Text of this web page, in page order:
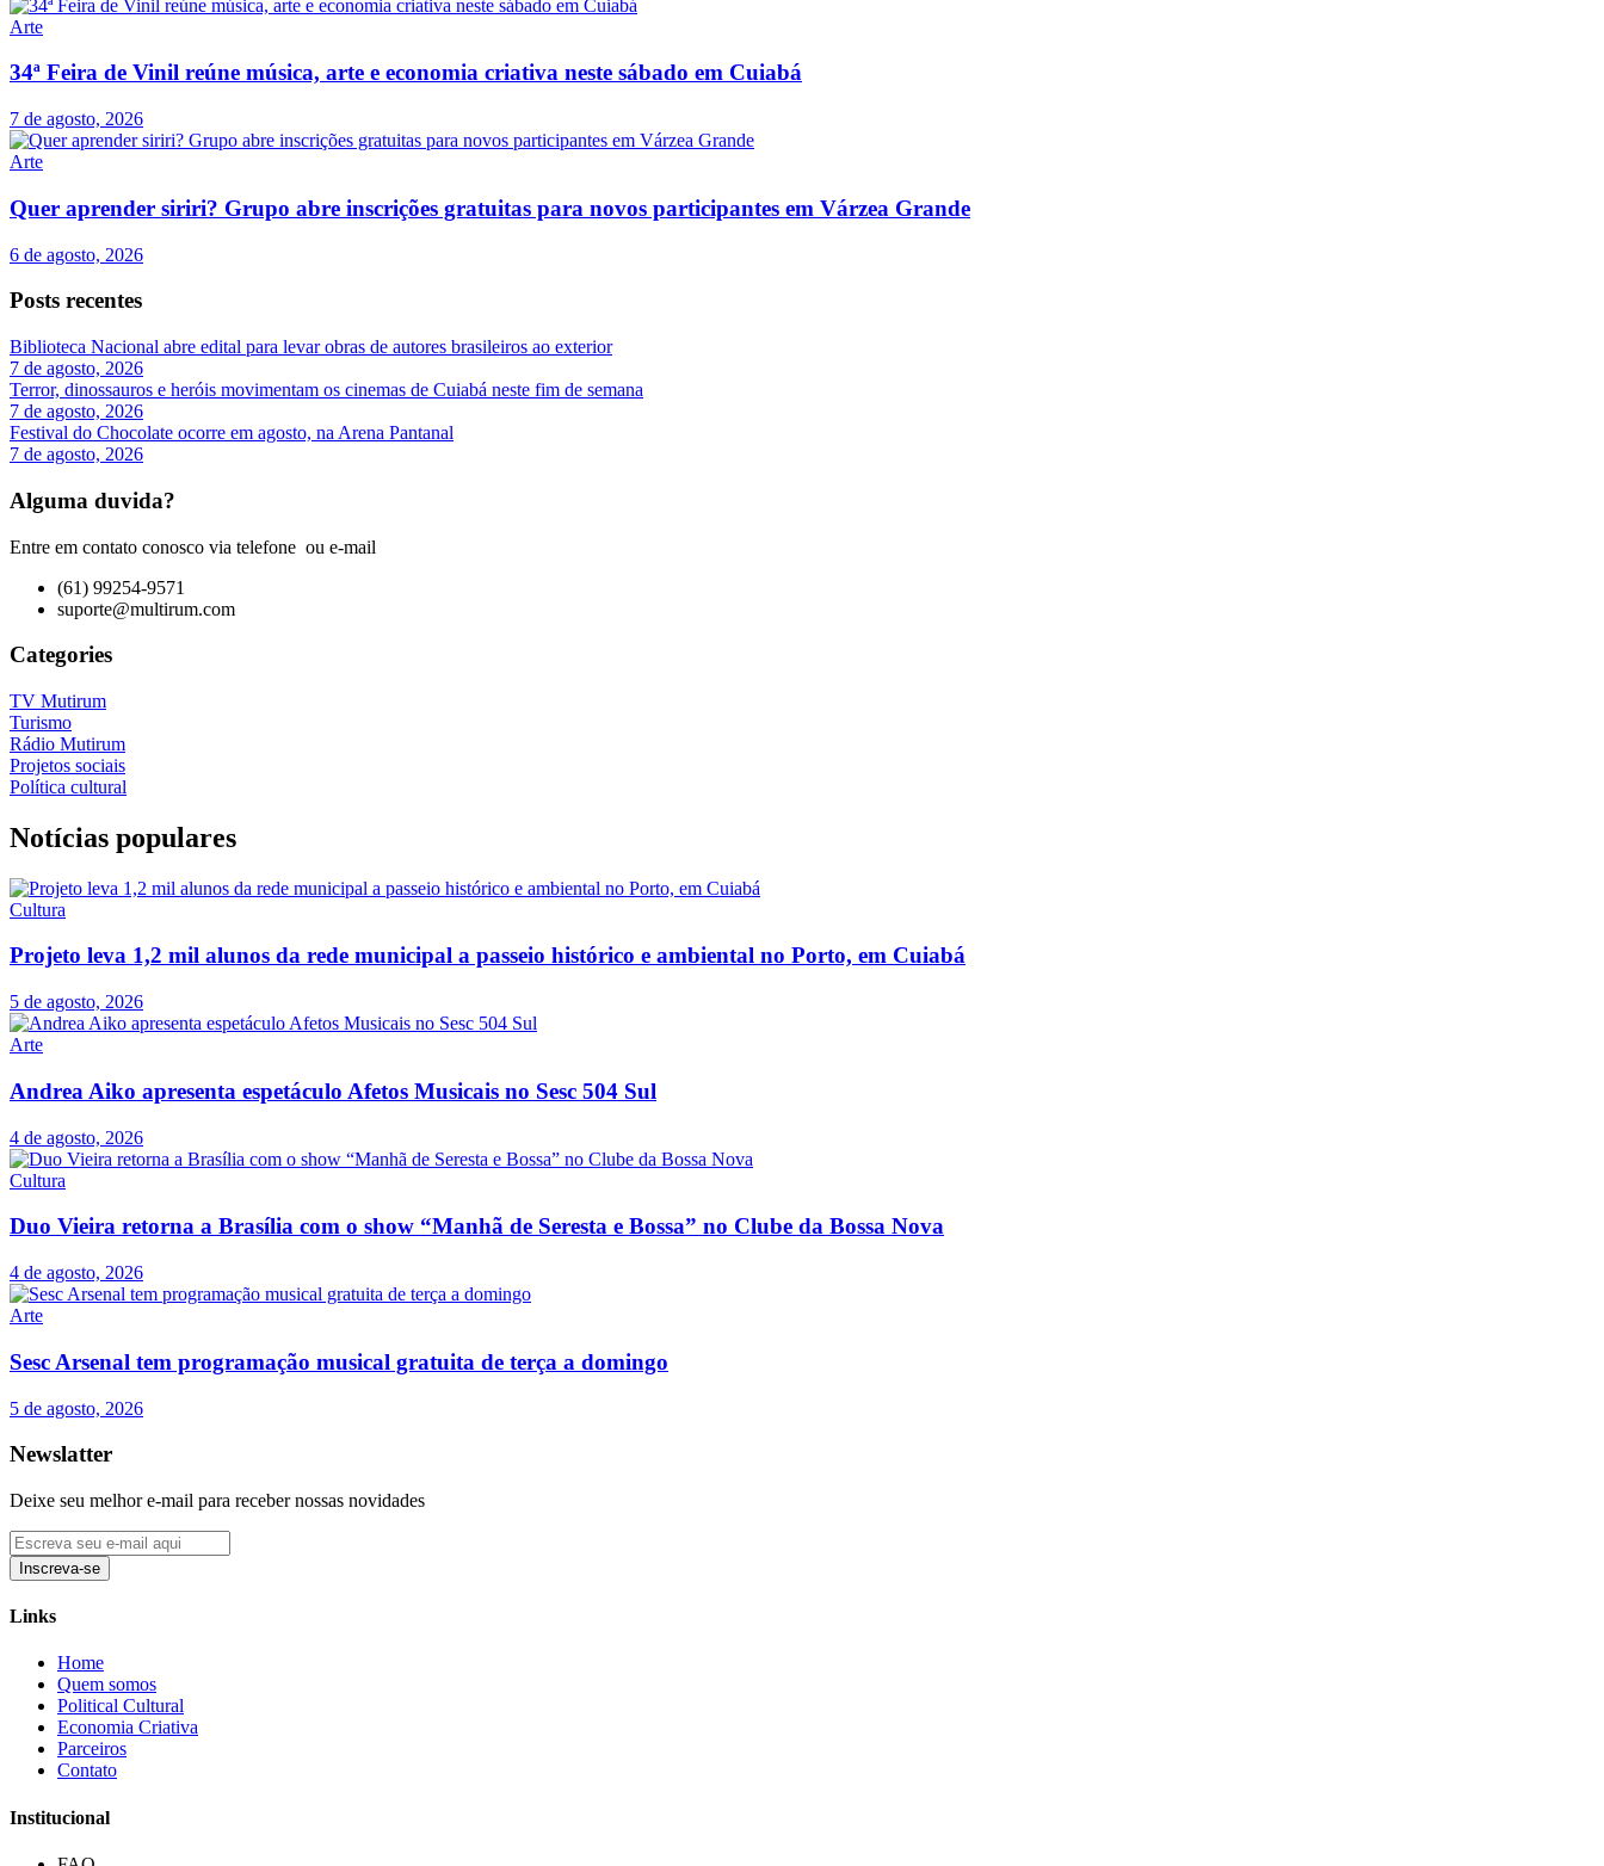
Arte
34ª Feira de Vinil reúne música, arte e economia criativa neste sábado em Cuiabá
7 de agosto, 2026
Arte
Quer aprender siriri? Grupo abre inscrições gratuitas para novos participantes em Várzea Grande
6 de agosto, 2026
Posts recentes
Biblioteca Nacional abre edital para levar obras de autores brasileiros ao exterior
7 de agosto, 2026
Terror, dinossauros e heróis movimentam os cinemas de Cuiabá neste fim de semana
7 de agosto, 2026
Festival do Chocolate ocorre em agosto, na Arena Pantanal
7 de agosto, 2026
Alguma duvida?
Entre em contato conosco via telefone ou e-mail
(61) 99254-9571
suporte@multirum.com
Categories
TV Mutirum
Turismo
Rádio Mutirum
Projetos sociais
Política cultural
Notícias populares
Cultura
Projeto leva 1,2 mil alunos da rede municipal a passeio histórico e ambiental no Porto, em Cuiabá
5 de agosto, 2026
Arte
Andrea Aiko apresenta espetáculo Afetos Musicais no Sesc 504 Sul
4 de agosto, 2026
Cultura
Duo Vieira retorna a Brasília com o show “Manhã de Seresta e Bossa” no Clube da Bossa Nova
4 de agosto, 2026
Arte
Sesc Arsenal tem programação musical gratuita de terça a domingo
5 de agosto, 2026
Newslatter
Deixe seu melhor e-mail para receber nossas novidades
Inscreva-se
Links
Home
Quem somos
Political Cultural
Economia Criativa
Parceiros
Contato
Institucional